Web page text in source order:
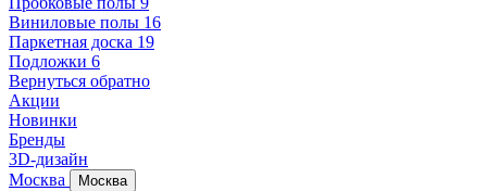
Виниловые полы 16
Паркетная доска 19
Подложки 6
Вернуться обратно
Акции
Новинки
Бренды
3D-дизайн
Москва
Москва